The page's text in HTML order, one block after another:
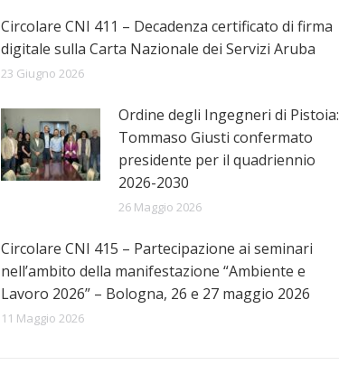
Circolare CNI 411 – Decadenza certificato di firma
digitale sulla Carta Nazionale dei Servizi Aruba
23 Giugno 2026
Ordine degli Ingegneri di Pistoia:
Tommaso Giusti confermato
presidente per il quadriennio
2026-2030
26 Maggio 2026
Circolare CNI 415 – Partecipazione ai seminari
nell’ambito della manifestazione “Ambiente e
Lavoro 2026” – Bologna, 26 e 27 maggio 2026
11 Maggio 2026